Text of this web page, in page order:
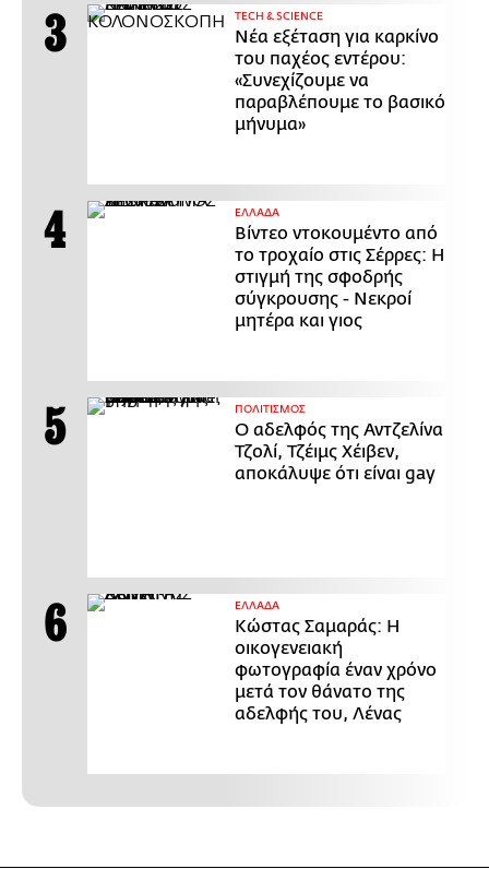
ΤECH & SCIENCE
Νέα εξέταση για καρκίνο
του παχέος εντέρου:
«Συνεχίζουμε να
παραβλέπουμε το βασικό
μήνυμα»
ΕΛΛΑΔΑ
Βίντεο ντοκουμέντο από
το τροχαίο στις Σέρρες: Η
στιγμή της σφοδρής
σύγκρουσης - Νεκροί
μητέρα και γιος
ΠΟΛΙΤΙΣΜΟΣ
Ο αδελφός της Αντζελίνα
Τζολί, Τζέιμς Χέιβεν,
αποκάλυψε ότι είναι gay
ΕΛΛΑΔΑ
Κώστας Σαμαράς: Η
οικογενειακή
φωτογραφία έναν χρόνο
μετά τον θάνατο της
αδελφής του, Λένας